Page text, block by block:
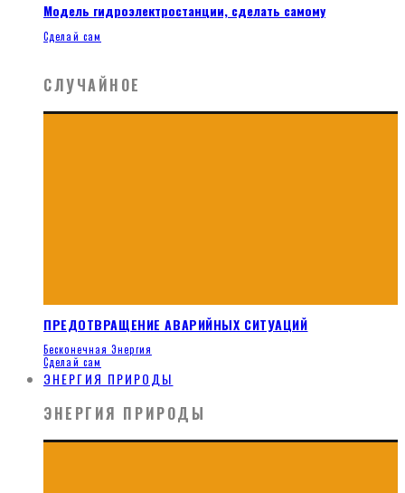
Модель гидроэлектростанции, сделать самому
Сделай сам
СЛУЧАЙНОЕ
ПРЕДОТВРАЩЕНИЕ АВАРИЙНЫХ СИТУАЦИЙ
Бесконечная Энергия
Сделай сам
ЭНЕРГИЯ ПРИРОДЫ
ЭНЕРГИЯ ПРИРОДЫ